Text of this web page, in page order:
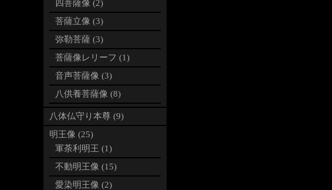
四菩薩像 (2)
菩薩立像 (3)
弥勒菩薩 (3)
菩薩像レリーフ (1)
音声菩薩像 (3)
八供養菩薩像 (8)
八体仏守り本尊 (9)
明王像 (25)
軍荼利明王 (1)
不動明王像 (15)
愛染明王像 (2)